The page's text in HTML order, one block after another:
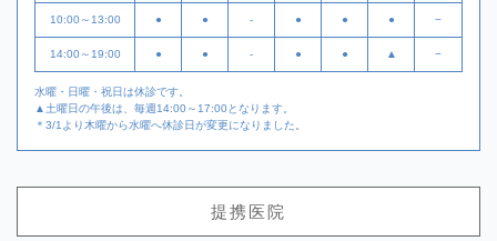
10:00～13:00 ● ● - ● ● ● −
14:00～19:00 ● ● - ● ● ▲ −
水曜・日曜・祝日は休診です。
▲土曜日の午後は、毎週14:00～17:00となります。
＊3/1より木曜から水曜へ休診日が変更になりました。
提携医院